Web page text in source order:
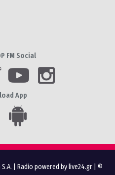
FM Social
App
Radio powered by live24.gr | ©